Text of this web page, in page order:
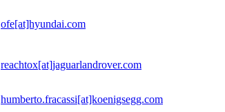
ofe[at]hyundai.com
reachtox[at]jaguarlandrover.com
humberto.fracassi[at]koenigsegg.com